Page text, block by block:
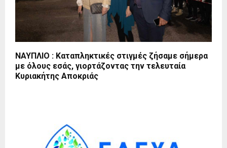
ΝΑΥΠΛΙΟ : Καταπληκτικές στιγμές ζήσαμε σήμερα
με όλους εσάς, γιορτάζοντας την τελευταία
Κυριακήτης Αποκριάς